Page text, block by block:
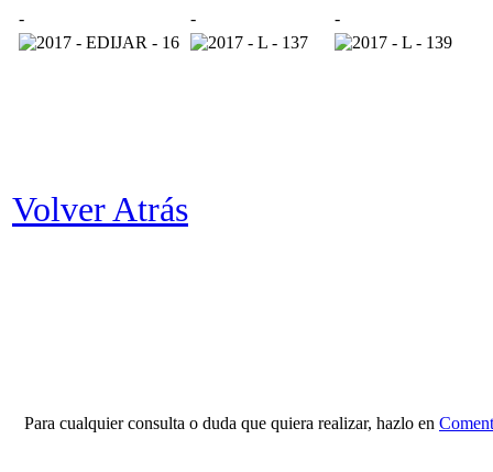
- - -
Volver Atrás
Para cualquier consulta o duda que quiera realizar, hazlo en